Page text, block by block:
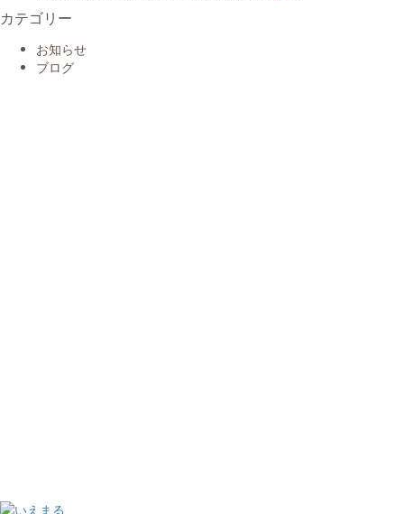
カテゴリー
お知らせ
ブログ